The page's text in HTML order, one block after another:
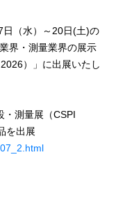
（水）～20日(土)の
界・測量業界の展示
）」に出展いたし
測量展（CSPI
を出展